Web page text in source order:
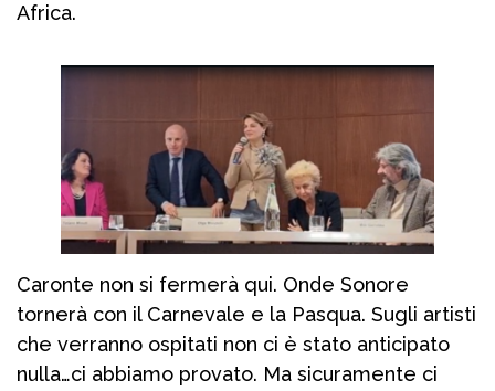
Africa.
Caronte non si fermerà qui. Onde Sonore
tornerà con il Carnevale e la Pasqua. Sugli artisti
che verranno ospitati non ci è stato anticipato
nulla…ci abbiamo provato. Ma sicuramente ci